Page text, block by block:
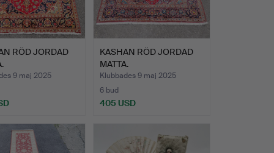
RÖD JORDAD
9 maj 2025
KASHAN RÖD JORDAD
MATTA.
Klubbades 9 maj 2025
6 bud
405 USD